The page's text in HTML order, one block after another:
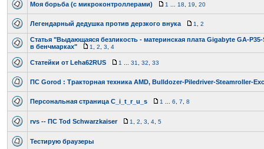
Моя борьба (с микроконтроллерами) 1 18 19 20
Легендарный дедушка против дерзкого внука 1 2
Статья "Выдающаяся безликость - материнская плата Gigabyte GA-
в бенчмарках"
1 2 3 4
Статейки от Leha62RUS 1 31 32 33
ПС Gorod : Тракторная техника AMD, Bulldozer-Piledriver-Steamroller-
Персональная страница C_i_t_r_u_s 1 6 7 8
rvs -- ПC Tod Schwarzkaiser 1 2 3 4 5
Тестирую браузеры